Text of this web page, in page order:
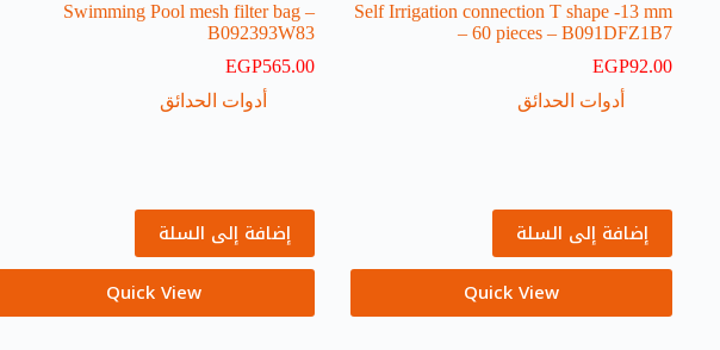
Self Irrigation connection T shape -13 mm
– 60 pieces – B091DFZ1B7
EGP92.00
أدوات الحدائق
إضافة إلى السلة
Quick View
Swimming Pool mesh filter bag –
B092393W83
EGP565.00
أدوات الحدائق
إضافة إلى السلة
Quick View